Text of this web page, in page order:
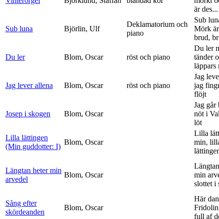
är des...
Sub luna Björlin, Ulf
Deklamatorium och
piano
Sub
Mörk
brud,
Du ler Blom, Oscar röst och piano
Du ler
tänder
läppars
Jag lever allena Blom, Oscar röst och piano
Jag
jag
flöjt
Josep i skogen Blom, Oscar
Jag går
nöt i
löt
Lilla lättingen
(Min guddotter: I)
Blom, Oscar
Lilla
min,
Längtan heter min
arvedel
Blom, Oscar
min
slottet i
Sång efter
skördeanden
Blom, Oscar
Här
full af